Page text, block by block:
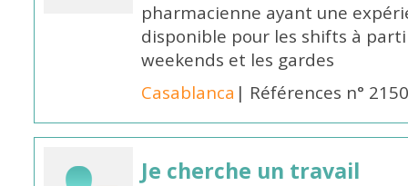
pharmacienne ayant une
disponible pour les shifts à
weekends et les gardes
Casablanca | Références n°
Je cherche un travail